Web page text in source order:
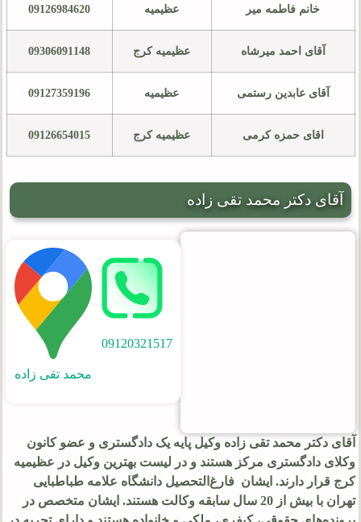
خانم فاطمه میر عظیمیه 09126984620
آقای احمد میرشاه عظیمیه کرج 09306091148
آقای عابدین رستمی عظیمیه 09127359196
اقای حمزه کرمی عظیمیه کرج 09126654015
آقای دکتر محمد تقی زاده
09120321517
محمد تقی زاده
آقای دکتر محمد تقی زاده وکیل پایه یک دادگستری و عضو کانون
وکلای دادگستری مرکز هستند و در لیست بهترین وکیل در عظیمیه
کرج قرار دارند. ایشان فارغ‌التحصیل دانشگاه علامه طباطبایی
تهران با بیش از 20 سال سابقه وکالت هستند. ایشان متخصص در